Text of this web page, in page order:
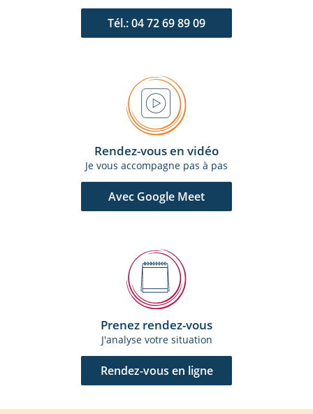
Tél.: 04 72 69 89 09
Prenez rendez-vous
J'analyse votre situation
Rendez-vous en ligne
Rendez-vous en vidéo
Je vous accompagne pas à pas
Avec Google Meet